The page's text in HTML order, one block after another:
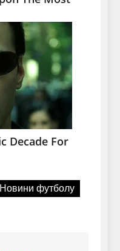
Новини футболу